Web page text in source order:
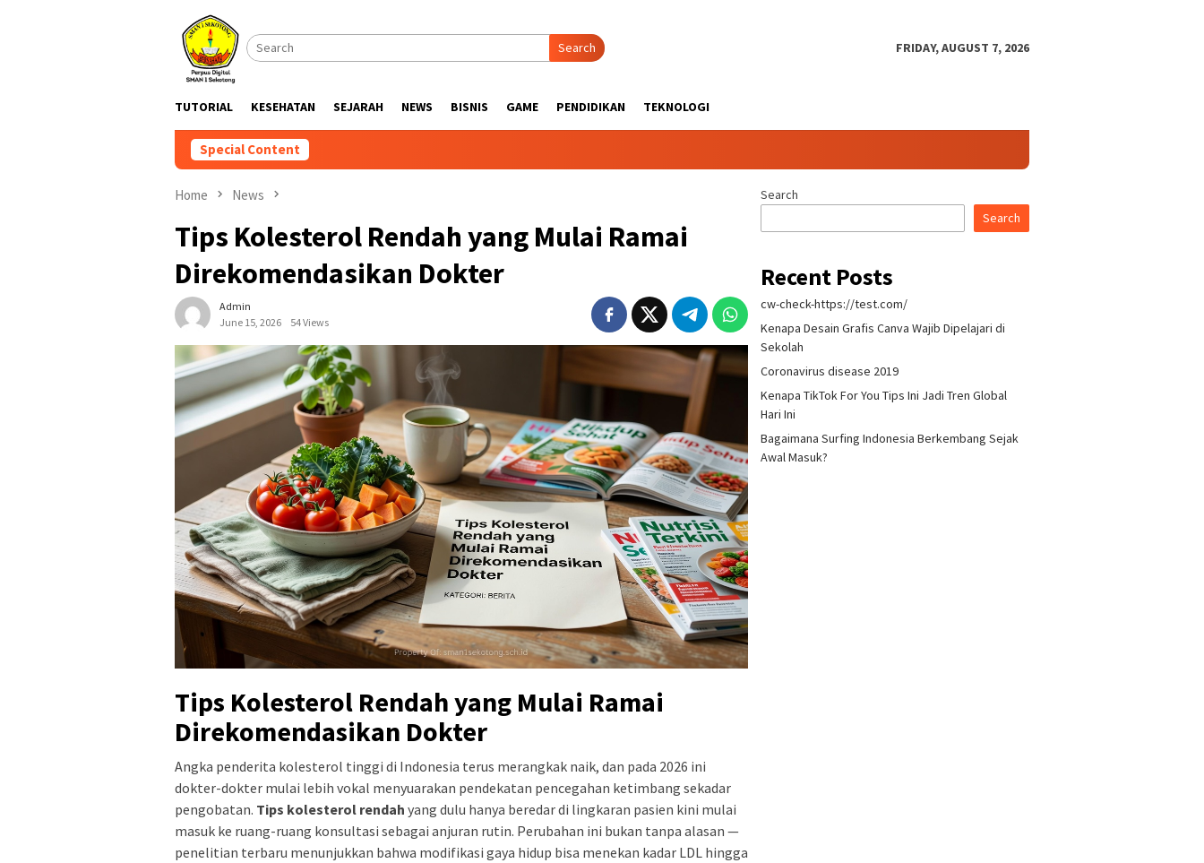
Search FRIDAY, AUGUST 7, 2026
TUTORIAL KESEHATAN SEJARAH NEWS BISNIS GAME PENDIDIKAN TEKNOLOGI
Special Content
Home News
Tips Kolesterol Rendah yang Mulai Ramai
Direkomendasikan Dokter
Admin
June 15, 2026
54 Views
Tips Kolesterol Rendah yang Mulai Ramai
Direkomendasikan Dokter
Angka penderita kolesterol tinggi di Indonesia terus merangkak naik, dan pada 2026 ini
dokter-dokter mulai lebih vokal menyuarakan pendekatan pencegahan ketimbang sekadar
pengobatan. Tips kolesterol rendah yang dulu hanya beredar di lingkaran pasien kini mulai
masuk ke ruang-ruang konsultasi sebagai anjuran rutin. Perubahan ini bukan tanpa alasan —
penelitian terbaru menunjukkan bahwa modifikasi gaya hidup bisa menekan kadar LDL hingga
Search
Search
Recent Posts
cw-check-https://test.com/
Kenapa Desain Grafis Canva Wajib Dipelajari di
Sekolah
Coronavirus disease 2019
Kenapa TikTok For You Tips Ini Jadi Tren Global
Hari Ini
Bagaimana Surfing Indonesia Berkembang Sejak
Awal Masuk?